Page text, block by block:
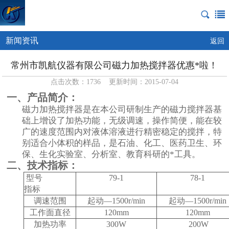
新闻资讯 返回
常州市凯航仪器有限公司磁力加热搅拌器优惠*啦！
点击次数：1736 更新时间：2015-07-04
一、产品简介：
磁力加热搅拌器是在本公司研制生产的磁力搅拌器基
础上增设了加热功能，无级调速，操作简便，能在较
广的速度范围内对液体溶液进行精密稳定的搅拌，特
别适合小体积的样品，是石油、化工、医药卫生、环
保、生化实验室、分析室、教育科研的*工具。
二、技术指标：
型号
指标
79-1 78-1
调速范围 起动—1500r/min 起动—1500r/min
工作面直径
120mm
120mm
加热功率
300W
200W